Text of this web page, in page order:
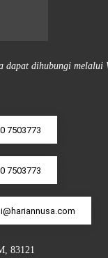
dapat dihubungi melalui
7503773
7503773
83121